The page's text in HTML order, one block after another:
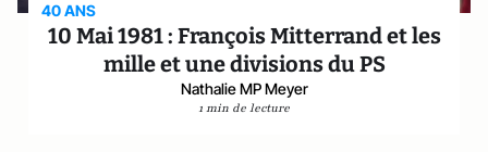
40 ANS
10 Mai 1981 : François Mitterrand et les
mille et une divisions du PS
Nathalie MP Meyer
1 min de lecture